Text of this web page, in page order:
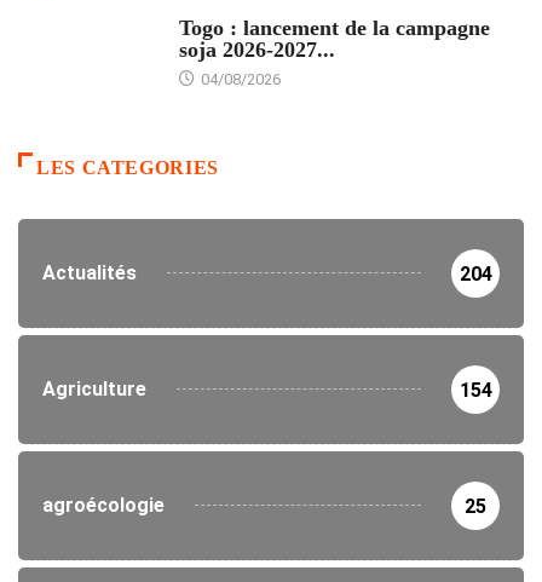
Togo : lancement de la campagne
soja 2026-2027...
04/08/2026
LES CATEGORIES
Actualités 204
Agriculture 154
agroécologie 25